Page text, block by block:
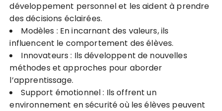
développement personnel et les aident à prendre
des décisions éclairées.
Modèles : En incarnant des valeurs, ils
influencent le comportement des élèves.
Innovateurs : Ils développent de nouvelles
méthodes et approches pour aborder
l’apprentissage.
Support émotionnel : Ils offrent un
environnement en sécurité où les élèves peuvent